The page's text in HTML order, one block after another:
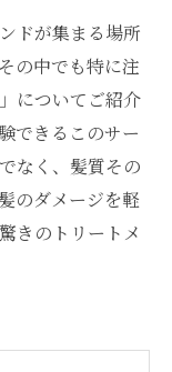
ドが集まる場所
の中でも特に注
についてご紹介
できるこのサー
なく、髪質その
のダメージを軽
きのトリートメ